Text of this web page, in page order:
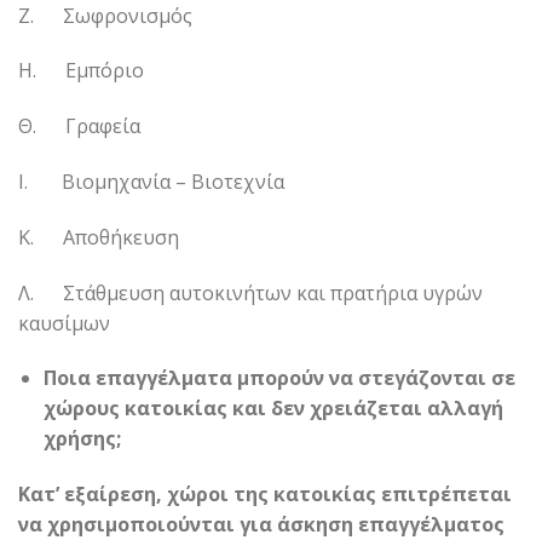
Ζ. Σωφρονισμός
Η. Εμπόριο
Θ. Γραφεία
Ι. Βιομηχανία – Βιοτεχνία
Κ. Αποθήκευση
Λ. Στάθμευση αυτοκινήτων και πρατήρια υγρών
καυσίμων
Ποια επαγγέλματα μπορούν να στεγάζονται σε
χώρους κατοικίας και δεν χρειάζεται αλλαγή
χρήσης;
Κατ’ εξαίρεση, χώροι της κατοικίας επιτρέπεται
να χρησιμοποιούνται για άσκηση επαγγέλματος